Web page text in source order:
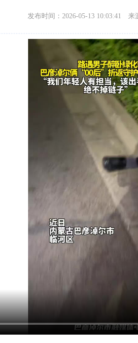
发布时间：2026-05-13 10:03:41 来